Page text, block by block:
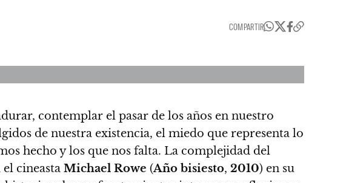
COMPARTIR
contemplar el pasar de los años en nuestro
de nuestra existencia, el miedo que representa lo
hecho y los que nos falta. La complejidad del
cineasta Michael Rowe (Año bisiesto, 2010) en su